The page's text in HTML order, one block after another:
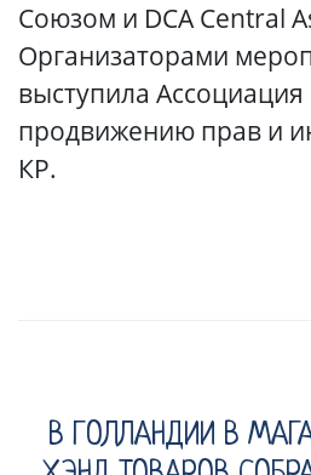
Союзом и DCA Central
Организаторами
выступила
продвижению прав и
КР.
В ГОЛЛАНДИИ В